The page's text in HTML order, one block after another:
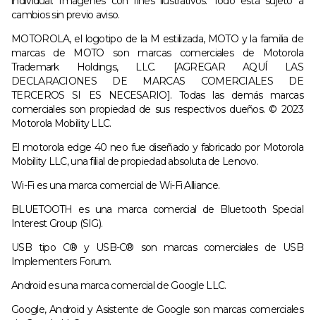
cambios sin previo aviso.
MOTOROLA, el logotipo de la M estilizada, MOTO y la familia de
marcas de MOTO son marcas comerciales de Motorola
Trademark Holdings, LLC. [AGREGAR AQUÍ LAS
DECLARACIONES DE MARCAS COMERCIALES DE
TERCEROS SI ES NECESARIO]. Todas las demás marcas
comerciales son propiedad de sus respectivos dueños. © 2023
Motorola Mobility LLC.
El motorola edge 40 neo fue diseñado y fabricado por Motorola
Mobility LLC, una filial de propiedad absoluta de Lenovo.
Wi-Fi es una marca comercial de Wi-Fi Alliance.
BLUETOOTH es una marca comercial de Bluetooth Special
Interest Group (SIG).
USB tipo C® y USB-C® son marcas comerciales de USB
Implementers Forum.
Android es una marca comercial de Google LLC.
Google, Android y Asistente de Google son marcas comerciales